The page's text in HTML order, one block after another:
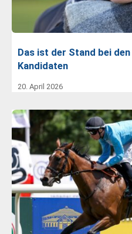
Das ist der Stand bei
Kandidaten
20. April 2026